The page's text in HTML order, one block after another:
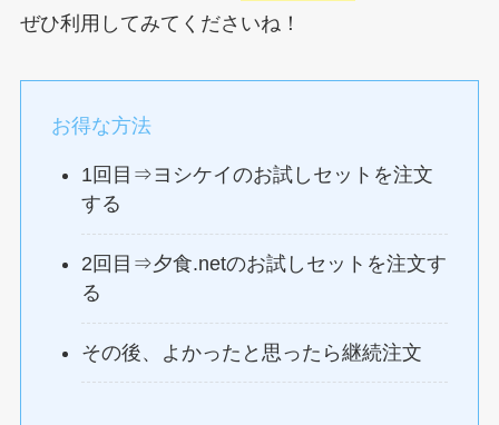
ぜひ利用してみてくださいね！
お得な方法
1回目⇒ヨシケイのお試しセットを注文
する
2回目⇒夕食.netのお試しセットを注文す
る
その後、よかったと思ったら継続注文